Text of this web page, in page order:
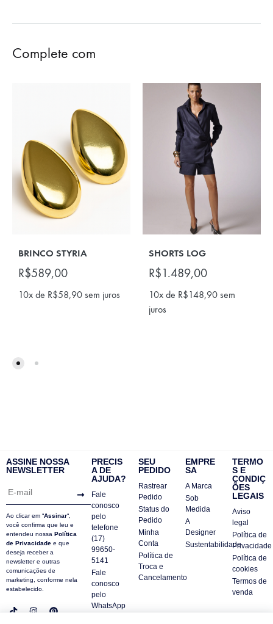
Complete com
BRINCO STYRIA
R$589,00
10x de R$58,90 sem juros
SHORTS LOG
R$1.489,00
10x de R$148,90 sem
juros
ASSINE NOSSA
NEWSLETTER
Ao clicar em “Assinar“,
você confirma que leu e
entendeu nossa Política
de Privacidade e que
deseja receber a
newsletter e outras
comunicações de
marketing, conforme nela
estabelecido.
PRECIS
A DE
AJUDA?
Fale
conosco
pelo
telefone
(17)
99650-
5141
Fale
conosco
pelo
WhatsApp
SEU
PEDIDO
Rastrear
Pedido
Status do
Pedido
Minha
Conta
Política de
Troca e
Cancelamento
EMPRE
SA
A Marca
Sob
Medida
A
Designer
Sustentabilidade
TERMO
S E
CONDIÇ
ÕES
LEGAIS
Aviso
legal
Política de
Privacidade
Política de
cookies
Termos de
venda